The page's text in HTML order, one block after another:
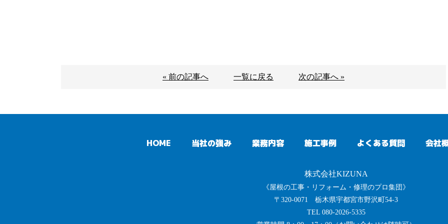
« 前の記事へ 一覧に戻る 次の記事へ »
HOME 当社の強み 業務内容 施工事例 よくある質問 会社
株式会社KIZUNA
《屋根の工事・リフォーム・修理のプロ集団》
〒320-0071 栃木県宇都宮市野沢町54-3
TEL 080-2026-5335